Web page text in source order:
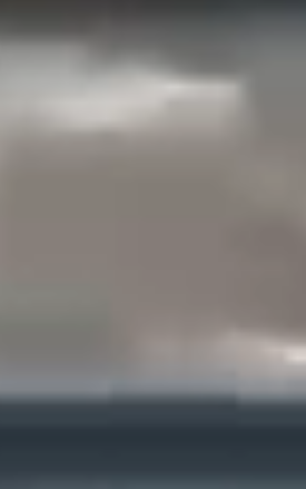
Prenota ora